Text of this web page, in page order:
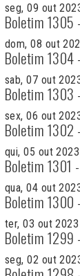
seg, 09 out
Boletim 1305
dom, 08 out
Boletim 1304
sab, 07 out
Boletim 1303
sex, 06 out
Boletim 1302
qui, 05 out 2023
Boletim 1301
qua, 04 out
Boletim 1300
ter, 03 out 2023
Boletim 1299
seg, 02 out